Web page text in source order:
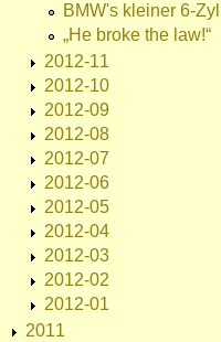
BMW's kleiner 6-
„He broke the law!“
2012-11
2012-10
2012-09
2012-08
2012-07
2012-06
2012-05
2012-04
2012-03
2012-02
2012-01
2011